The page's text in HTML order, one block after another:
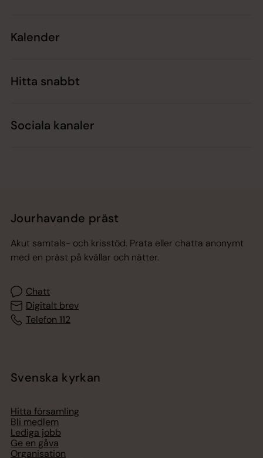
Kalender
Hitta snabbt
Sociala kanaler
Jourhavande präst
Akut samtals- och krisstöd. Prata eller chatta anonymt
med en präst på kvällar och nätter.
Chatt
Digitalt brev
Telefon 112
Svenska kyrkan
Hitta församling
Bli medlem
Lediga jobb
Ge en gåva
Organisation